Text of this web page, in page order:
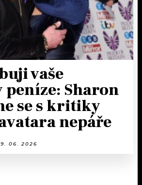
vaše
peníze: Sharon
se s kritiky
nepáře
06. 2026